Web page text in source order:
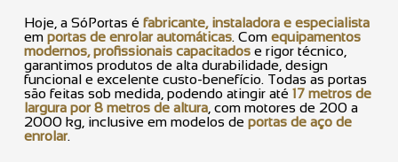
Hoje, a SóPortas é fabricante, instaladora e especialista
em portas de enrolar automáticas. Com equipamentos
modernos, profissionais capacitados e rigor técnico,
garantimos produtos de alta durabilidade, design
funcional e excelente custo-benefício. Todas as portas
são feitas sob medida, podendo atingir até 17 metros de
largura por 8 metros de altura , com motores de 200 a
2000 kg, inclusive em modelos de portas de aço de
enrolar.